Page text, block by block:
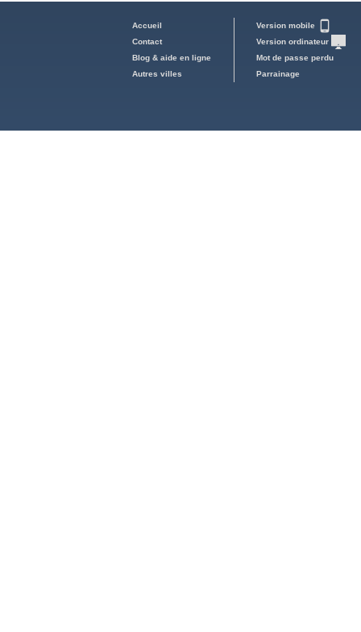
Accueil
Contact
Blog & aide en ligne
Autres villes
Version mobile
Version ordinateur
Mot de passe perdu
Parrainage